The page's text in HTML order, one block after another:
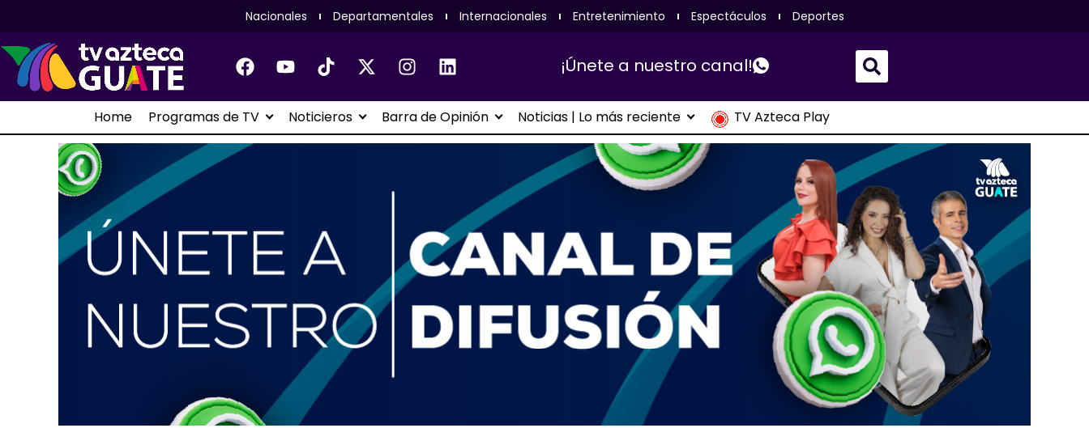
Nacionales Departamentales Internacionales Entretenimiento Espectáculos Deportes
¡Únete a nuestro canal!
Home Programas de TV Noticieros Barra de Opinión Noticias | Lo más reciente TV Azteca Play